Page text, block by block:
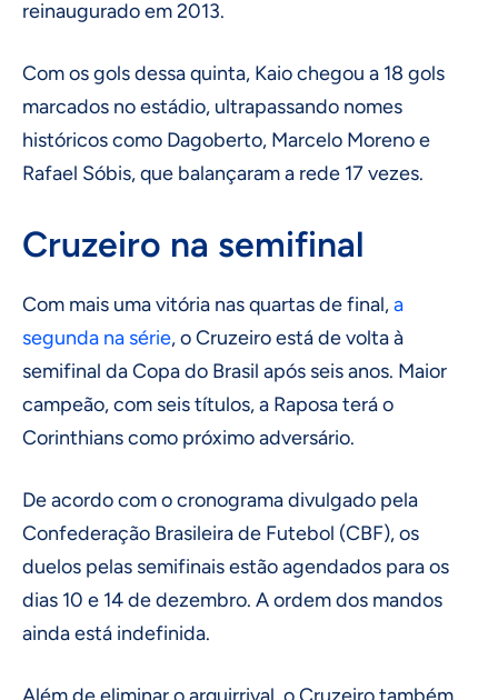
reinaugurado em 2013.
Com os gols dessa quinta, Kaio chegou a 18 gols
marcados no estádio, ultrapassando nomes
históricos como Dagoberto, Marcelo Moreno e
Rafael Sóbis, que balançaram a rede 17 vezes.
Cruzeiro na semifinal
Com mais uma vitória nas quartas de final,a
segunda na série, o Cruzeiro está de volta à
semifinal da Copa do Brasil após seis anos. Maior
campeão, com seis títulos, a Raposa terá o
Corinthians como próximo adversário.
De acordo com o cronograma divulgado pela
Confederação Brasileira de Futebol (CBF), os
duelos pelas semifinais estão agendados para os
dias 10 e 14 de dezembro. A ordem dos mandos
ainda está indefinida.